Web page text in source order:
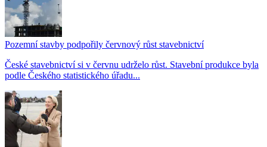
Pozemní stavby podpořily červnový růst stavebnictví
České stavebnictví si v červnu udrželo růst. Stavební produkce byla
podle Českého statistického úřadu...